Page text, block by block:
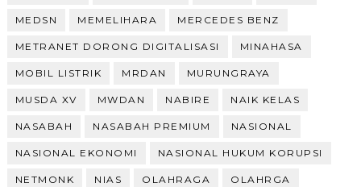
MEDSN MEMELIHARA MERCEDES BENZ
METRANET DORONG DIGITALISASI MINAHASA
MOBIL LISTRIK MRDAN MURUNGRAYA
MUSDA XV MWDAN NABIRE NAIK KELAS
NASABAH NASABAH PREMIUM NASIONAL
NASIONAL EKONOMI NASIONAL HUKUM KORUPSI
NETMONK NIAS OLAHRAGA OLAHRGA